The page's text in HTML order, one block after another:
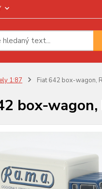
1:87 Fiat 642 box-wagon,
box-wagon,